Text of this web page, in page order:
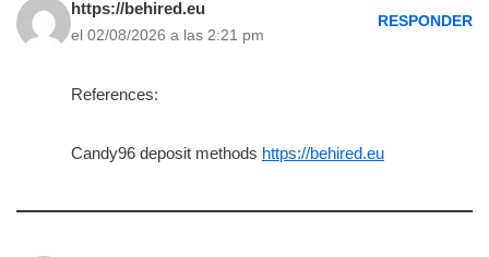
https://behired.eu
el 02/08/2026 a las 2:21 pm
RESPONDER
References:
Candy96 deposit methods https://behired.eu